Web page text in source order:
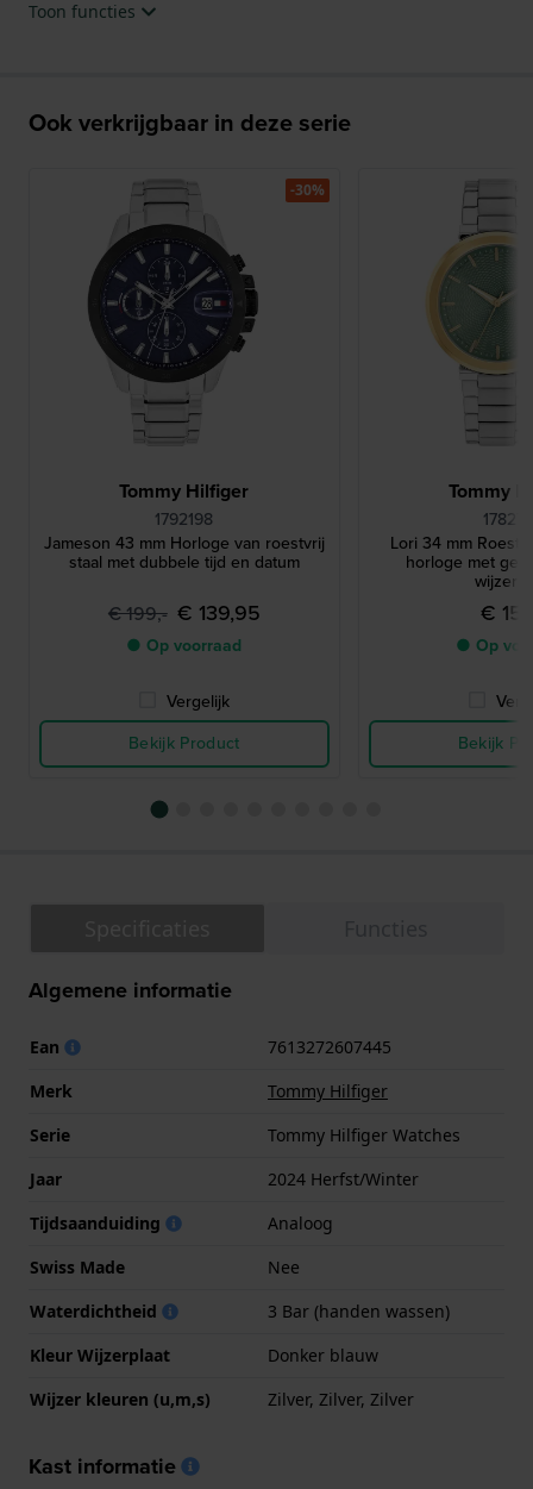
Toon functies
Ook verkrijgbaar in deze serie
Tommy Hilfiger
1792198
Jameson 43 mm Horloge van roestvrij
staal met dubbele tijd en datum
€ 199,- € 139,95
● Op voorraad
Vergelijk
Bekijk Product
-30%
Tommy
Lori 34 mm
horloge met
€
● Op
Bekijk
Algemene informatie
Ean
7613272607445
Merk
Tommy Hilfiger
Serie
Tommy Hilfiger Watches
Jaar
2024 Herfst/Winter
Tijdsaanduiding
Analoog
Swiss Made
Nee
Waterdichtheid
3 Bar (handen wassen)
Kleur Wijzerplaat
Donker blauw
Wijzer kleuren (u,m,s)
Zilver, Zilver, Zilver
Kast informatie